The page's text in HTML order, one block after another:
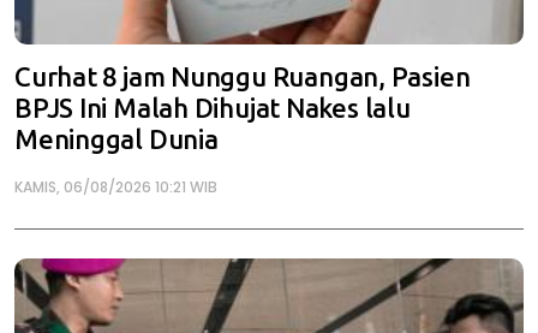
Curhat 8 jam Nunggu Ruangan, Pasien
BPJS Ini Malah Dihujat Nakes lalu
Meninggal Dunia
KAMIS, 06/08/2026 10:21 WIB